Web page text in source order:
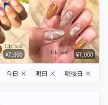
¥7,000 ¥7,000
今日 × 明日 × 明後日 ×